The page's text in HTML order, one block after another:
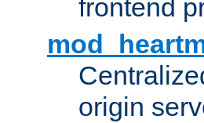
frontend
origin